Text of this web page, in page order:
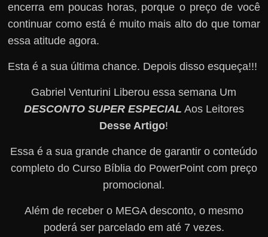
encerra em poucas horas, porque o preço de você
continuar como está é muito mais alto do que tomar
essa atitude agora.
Esta é a sua última chance. Depois disso esqueça!!!
Gabriel Venturini Liberou essa semana Um
DESCONTO SUPER ESPECIAL Aos Leitores
Desse Artigo!
Essa é a sua grande chance de garantir o conteúdo
completo do Curso Bíblia do PowerPoint com preço
promocional.
Além de receber o MEGA desconto, o mesmo
poderá ser parcelado em até 7 vezes.